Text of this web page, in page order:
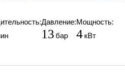
Давление:
13 бар
Мощность:
4 кВт